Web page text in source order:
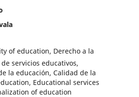
of education, Derecho a la
servicios educativos,
la educación, Calidad de la
Educational services
of education